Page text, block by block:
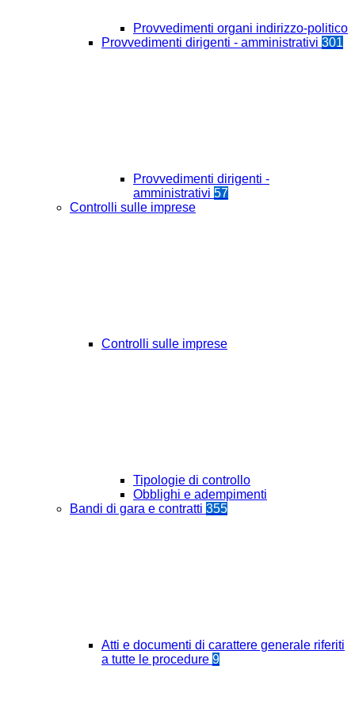
Provvedimenti organi indirizzo-politico
Provvedimenti dirigenti - amministrativi 301
Provvedimenti dirigenti -
amministrativi 57
Controlli sulle imprese
Controlli sulle imprese
Tipologie di controllo
Obblighi e adempimenti
Bandi di gara e contratti 355
Atti e documenti di carattere generale riferiti
a tutte le procedure 9